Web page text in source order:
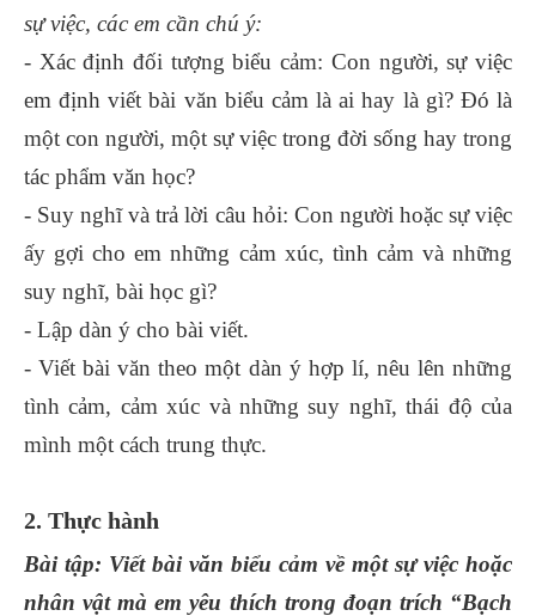
sự việc, các em cần chú ý:
- Xác định đối tượng biểu cảm: Con người, sự việc
em định viết bài văn biểu cảm là ai hay là gì? Đó là
một con người, một sự việc trong đời sống hay trong
tác phẩm văn học?
- Suy nghĩ và trả lời câu hỏi: Con người hoặc sự việc
ấy gợi cho em những cảm xúc, tình cảm và những
suy nghĩ, bài học gì?
- Lập dàn ý cho bài viết.
- Viết bài văn theo một dàn ý hợp lí, nêu lên những
tình cảm, cảm xúc và những suy nghĩ, thái độ của
mình một cách trung thực.
2. Thực hành
Bài tập: Viết bài văn biểu cảm về một sự việc hoặc
nhân vật mà em yêu thích trong đoạn trích “Bạch